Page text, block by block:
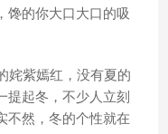
馋的你大口大口的吸
姹紫嫣红，没有夏的
提起冬，不少人立刻
不然，冬的个性就在